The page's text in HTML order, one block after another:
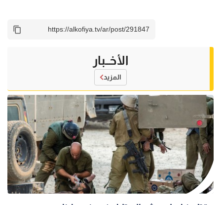
الأخــبار
المزيد